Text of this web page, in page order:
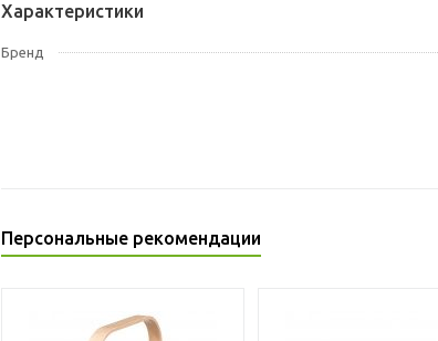
Характеристики
Бренд
Персональные рекомендации